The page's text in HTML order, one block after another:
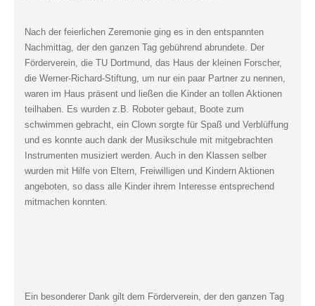
Nach der feierlichen Zeremonie ging es in den entspannten
Nachmittag, der den ganzen Tag gebührend abrundete. Der
Förderverein, die TU Dortmund, das Haus der kleinen Forscher,
die Werner-Richard-Stiftung, um nur ein paar Partner zu nennen,
waren im Haus präsent und ließen die Kinder an tollen Aktionen
teilhaben. Es wurden z.B. Roboter gebaut, Boote zum
schwimmen gebracht, ein Clown sorgte für Spaß und Verblüffung
und es konnte auch dank der Musikschule mit mitgebrachten
Instrumenten musiziert werden. Auch in den Klassen selber
wurden mit Hilfe von Eltern, Freiwilligen und Kindern Aktionen
angeboten, so dass alle Kinder ihrem Interesse entsprechend
mitmachen konnten.
Ein besonderer Dank gilt dem Förderverein, der den ganzen Tag